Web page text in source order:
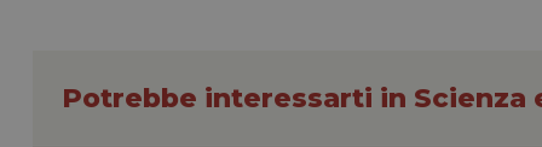
Potrebbe interessarti in Scienza
I cookie necessari